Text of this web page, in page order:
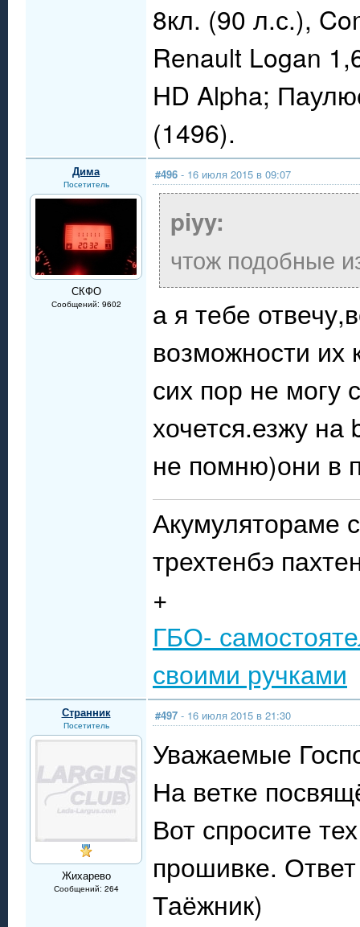
8кл. (90 л.с.),
Renault Logan
HD Alpha;
(1496).
Дима
Посетитель
СКФО
Сообщений: 9602
#496 - 16 июля 2015 в 09:07
piyy:
чтож подобные
а я тебе
возможности их
сих пор не могу
хочется.езжу
не помню)они в
Акумулятораме
трехтенбэ
+
ГБО-
своими ручками
Странник
Посетитель
Жихарево
Сообщений: 264
#497 - 16 июля 2015 в 21:30
Уважаемые
На ветке
Вот спросите
прошивке.
Таёжник)